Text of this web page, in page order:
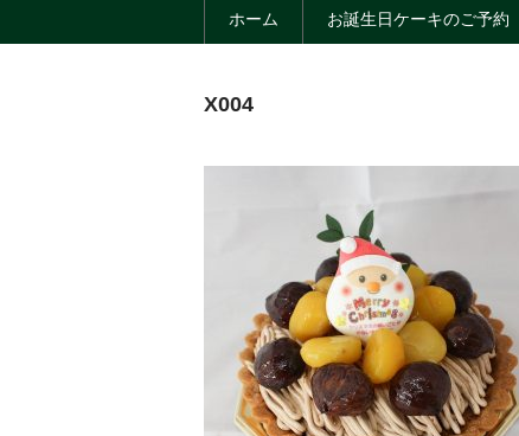
ホーム お誕生日ケーキのご予約
X004